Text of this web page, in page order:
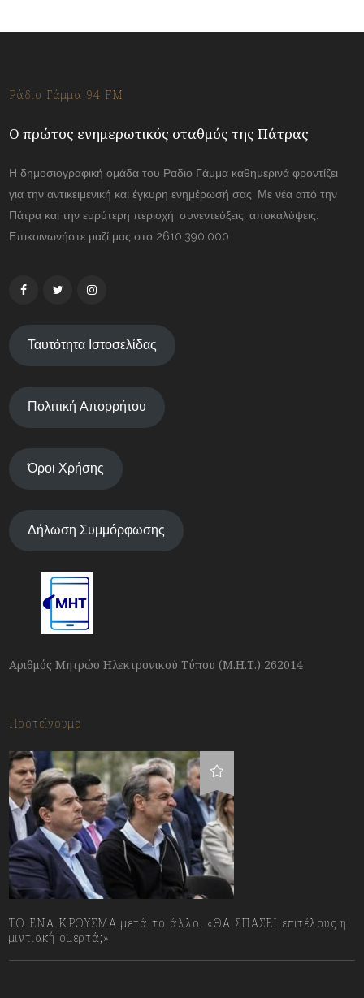
Ράδιο Γάμμα 94 FM
Ο πρώτος ενημερωτικός σταθμός της Πάτρας
Η δημοσιογραφική ομάδα του Ραδιο Γάμμα καθημερινά φροντίζει
για την αντικειμενική και έγκυρη ενημέρωσή σας. Με νέα από την
Πάτρα και την ευρύτερη περιοχή, συνεντεύξεις, αποκαλύψεις.
Επικοινωνήστε μαζί μας στο 2610.390.000
Ταυτότητα Ιστοσελίδας
Πολιτική Απορρήτου
Όροι Χρήσης
Δήλωση Συμμόρφωσης
Αριθμός Μητρώο Ηλεκτρονικού Τύπου (Μ.Η.Τ.) 262014
Προτείνουμε
ΤΟ ΕΝΑ ΚΡΟΥΣΜΑ μετά το άλλο! «ΘΑ ΣΠΑΣΕΙ επιτέλους η
μιντιακή ομερτά;»